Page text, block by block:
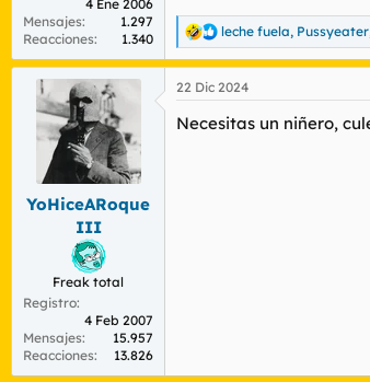
4 Ene 2006
Mensajes
1.297
Reacciones
1.340
R
e
a
c
i
leche fuela, Pussyeater
YoHiceARoque
III
Freak total
Registro
4 Feb 2007
Mensajes
15.957
Reacciones
13.826
22 Dic 2024
Necesitas un niñero,